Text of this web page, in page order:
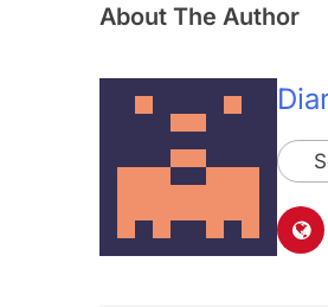
About The Author